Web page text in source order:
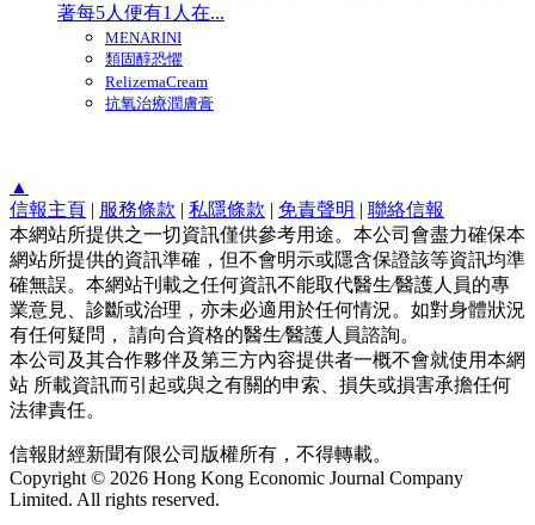
著每5人便有1人在...
MENARINI
類固醇恐懼
RelizemaCream
抗氧治療潤膚膏
▲
信報主頁 | 服務條款 | 私隱條款 | 免責聲明 | 聯絡信報
本網站所提供之一切資訊僅供參考用途。本公司會盡力確保本
網站所提供的資訊準確，但不會明示或隱含保證該等資訊均準
確無誤。本網站刊載之任何資訊不能取代醫生∕醫護人員的專
業意見、診斷或治理，亦未必適用於任何情況。如對身體狀況
有任何疑問， 請向合資格的醫生∕醫護人員諮詢。
本公司及其合作夥伴及第三方內容提供者一概不會就使用本網
站 所載資訊而引起或與之有關的申索、損失或損害承擔任何
法律責任。
信報財經新聞有限公司版權所有，不得轉載。
Copyright © 2026 Hong Kong Economic Journal Company
Limited. All rights reserved.